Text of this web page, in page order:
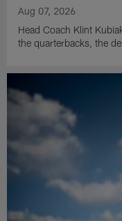
Aug 07, 2026
Head Coach Klint
the quarterbacks, the